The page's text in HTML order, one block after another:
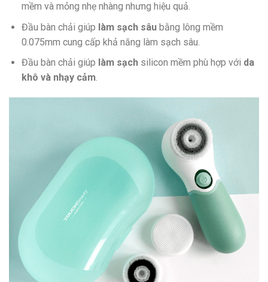
mềm và mỏng nhẹ nhàng nhưng hiệu quả.
Đầu bàn chải giúp làm sạch sâubằng lông mềm
0.075mm cung cấp khả năng làm sạch sâu.
Đầu bàn chải giúp làm sạchsilicon mềm phù hợp với da
khô và nhạy cảm.